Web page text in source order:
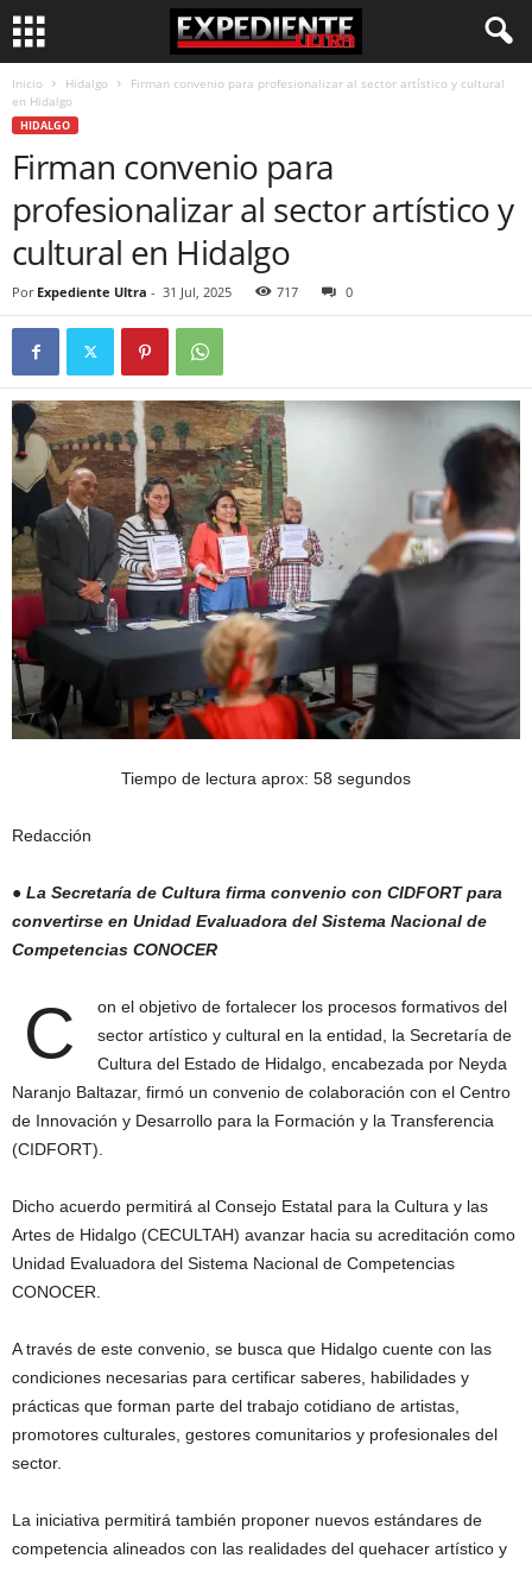
Inicio Hidalgo
Firman convenio para profesionalizar al sector artístico y cultural
en Hidalgo
HIDALGO
Firman convenio para
profesionalizar al sector artístico y
cultural en Hidalgo
Por Expediente Ultra - 31 Jul, 2025 717 0
Tiempo de lectura aprox: 58 segundos
Redacción
● La Secretaría de Cultura firma convenio con CIDFORT para
convertirse en Unidad Evaluadora del Sistema Nacional de
Competencias CONOCER
C
on el objetivo de fortalecer los procesos formativos del
sector artístico y cultural en la entidad, la Secretaría de
Cultura del Estado de Hidalgo, encabezada por Neyda
Naranjo Baltazar, firmó un convenio de colaboración con el Centro
de Innovación y Desarrollo para la Formación y la Transferencia
(CIDFORT).
Dicho acuerdo permitirá al Consejo Estatal para la Cultura y las
Artes de Hidalgo (CECULTAH) avanzar hacia su acreditación como
Unidad Evaluadora del Sistema Nacional de Competencias
CONOCER.
A través de este convenio, se busca que Hidalgo cuente con las
condiciones necesarias para certificar saberes, habilidades y
prácticas que forman parte del trabajo cotidiano de artistas,
promotores culturales, gestores comunitarios y profesionales del
sector.
La iniciativa permitirá también proponer nuevos estándares de
competencia alineados con las realidades del quehacer artístico y